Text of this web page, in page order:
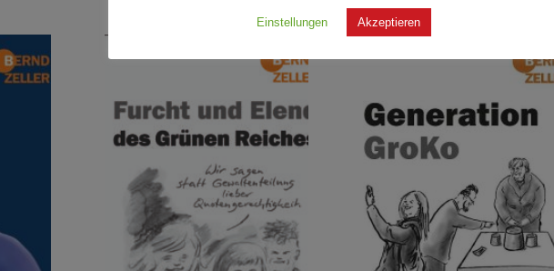
Einstellungen Akzeptieren